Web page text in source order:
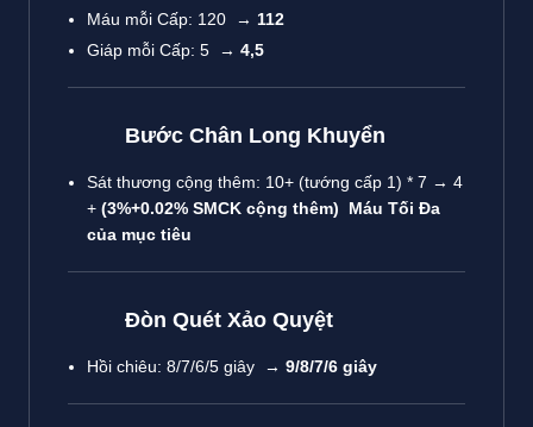
Máu mỗi Cấp: 120 → 112
Giáp mỗi Cấp: 5 → 4,5
Bước Chân Long Khuyển
Sát thương cộng thêm: 10+ (tướng cấp 1) * 7 → 4
+ (3%+0.02% SMCK cộng thêm) Máu Tối Đa
của mục tiêu
Đòn Quét Xảo Quyệt
Hồi chiêu: 8/7/6/5 giây → 9/8/7/6 giây